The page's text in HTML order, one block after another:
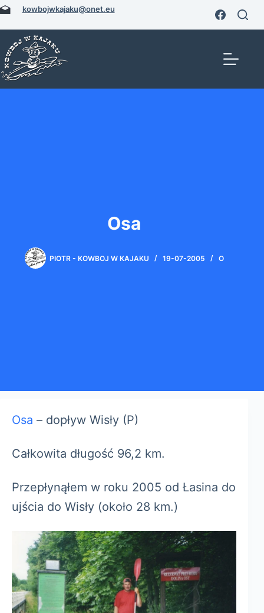
Przejdź
treści
kowbojwkajaku@onet.eu
Osa
PIOTR - KOWBOJ W KAJAKU 19-07-2005 O
Osa – dopływ Wisły (P)
Całkowita długość 96,2 km.
Przepłynąłem w roku 2005 od Łasina do
ujścia do Wisły (około 28 km.)